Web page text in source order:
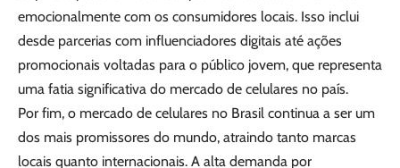
emocionalmente com os consumidores locais. Isso inclui
desde parcerias com influenciadores digitais até ações
promocionais voltadas para o público jovem, que representa
uma fatia significativa do mercado de celulares no país.
Por fim, o mercado de celulares no Brasil continua a ser um
dos mais promissores do mundo, atraindo tanto marcas
locais quanto internacionais. A alta demanda por